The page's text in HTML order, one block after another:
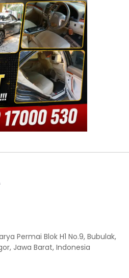
Permai Blok H1 No.9, Bubulak,
Jawa Barat, Indonesia